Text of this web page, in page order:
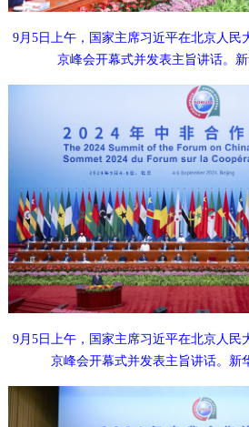
9月5日上午，国家主席习近平在北京人民
京峰会开幕式并发表主旨讲话。
9月5日上午，国家主席习近平在北京人民
京峰会开幕式并发表主旨讲话。